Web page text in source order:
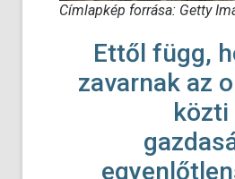
Címlapkép forrása: Getty
Ettől függ,
zavarnak az
közti